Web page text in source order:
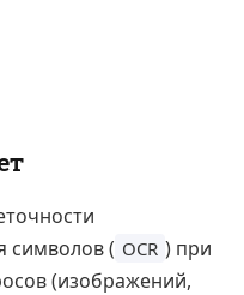
символов ( OCR ) при
(изображений,